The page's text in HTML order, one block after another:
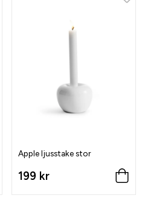
Apple ljusstake stor
199 kr